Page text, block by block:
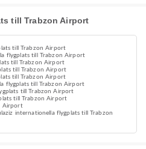
till Trabzon Airport
till Trabzon Airport
flygplats till Trabzon Airport
till Trabzon Airport
till Trabzon Airport
till Trabzon Airport
flygplats till Trabzon Airport
till Trabzon Airport
till Trabzon Airport
Airport
internationella flygplats till Trabzon